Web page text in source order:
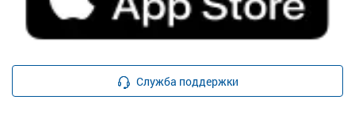
Служба поддержки